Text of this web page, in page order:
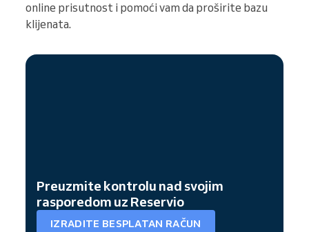
online prisutnost i pomoći vam da proširite bazu
klijenata.
Preuzmite kontrolu nad svojim
rasporedom uz Reservio
IZRADITE BESPLATAN RAČUN